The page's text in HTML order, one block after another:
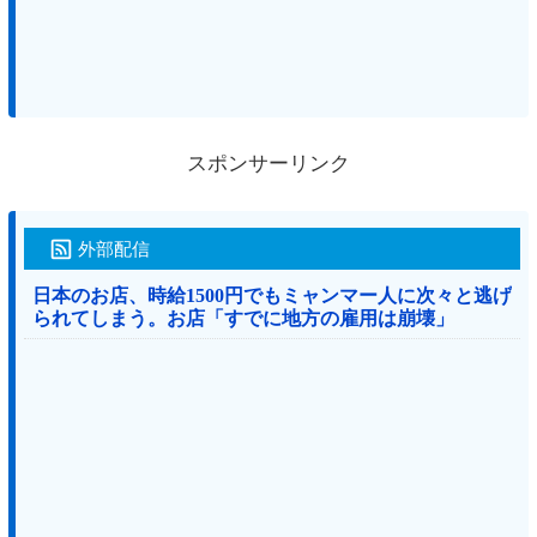
スポンサーリンク
外部配信
日本のお店、時給1500円でもミャンマー人に次々と逃げ
られてしまう。お店「すでに地方の雇用は崩壊」